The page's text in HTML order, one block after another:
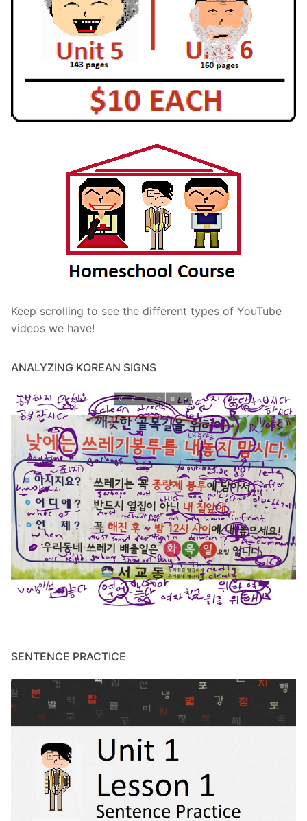
Keep scrolling to see the different types of YouTube
videos we have!
ANALYZING KOREAN SIGNS
SENTENCE PRACTICE